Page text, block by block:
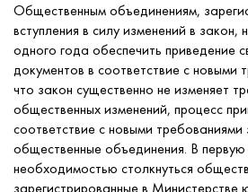
Общественным объединениям,
вступления в силу изменений в
одного года обеспечить приведение
документов в соответствие с новыми
что закон существенно не изменяет
общественных изменений, процесс
соответствие с новыми требованиями
общественные объединения. В
необходимостью столкнуться
зарегистрированные в Министерстве